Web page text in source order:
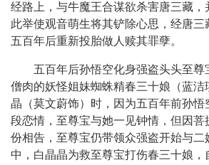
经路上，与牛魔王合谋欲杀害唐三藏，
此举使观音萌生将其铲除心思，经唐三
五百年后重新投胎做人赎其罪孽。
五百年后孙悟空化身强盗头头至尊
僧肉的妖怪姐妹蜘蛛精春三十娘（蓝洁
晶（莫文蔚饰）时，因为五百年前孙悟
段恋情，至尊宝与她一见钟情，但因菩
份相告，至尊宝仍带领众强盗开始与二
中，白晶晶为救至尊宝打伤春三十娘，